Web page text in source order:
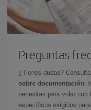
Preguntas
¿Tienes dudas?
sobre documentación:
necesitas para volar
específicos exigidos